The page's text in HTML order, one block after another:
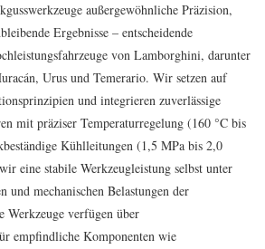
außergewöhnliche Präzision,
Ergebnisse – entscheidende
von Lamborghini, darunter
Urus und Temerario. Wir setzen auf
und integrieren zuverlässige
mit präziser Temperaturregelung (160 °C bis
Kühlleitungen (1,5 MPa bis 2,0
eine stabile Werkzeugleistung selbst unter
und mechanischen Belastungen der
Werkzeuge verfügen über
empfindliche Komponenten wie